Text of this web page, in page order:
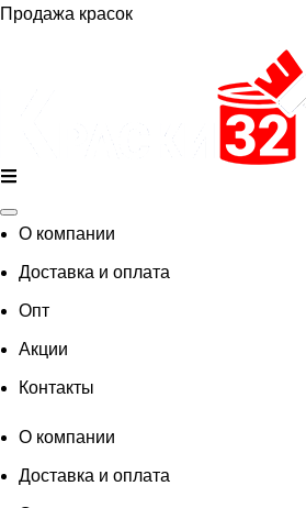
Продажа красок
О компании
Доставка и оплата
Опт
Акции
Контакты
О компании
Доставка и оплата